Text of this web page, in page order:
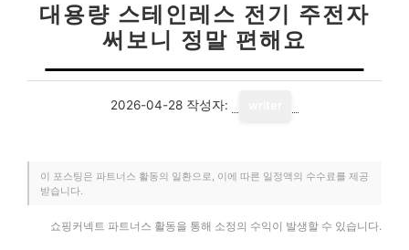
대용량 스테인레스 전기 주전자
써보니 정말 편해요
2026-04-28 작성자:
이 포스팅은 파트너스 활동의 일환으로, 이에 따른 일정액의 수수료를 제공
받습니다.
쇼핑커넥트 파트너스 활동을 통해 소정의 수익이 발생할 수 있습니다.